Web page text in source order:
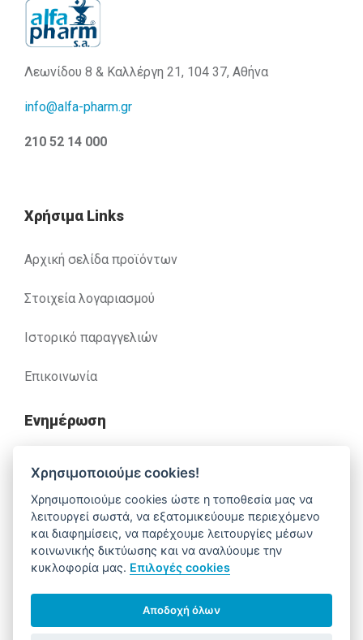
Λεωνίδου 8 & Καλλέργη 21, 104 37, Αθήνα
info@alfa-pharm.gr
210 52 14 000
Χρήσιμα Links
Αρχική σελίδα προϊόντων
Στοιχεία λογαριασμού
Ιστορικό παραγγελιών
Επικοινωνία
Ενημέρωση
Ανακλήσεις
Βοήθεια
Έχετε απορίες. Χρειάζεστε βοήθεια;
210 52 14 037 support@alfa-pharm.gr
Χρησιμοποιούμε cookies!
Χρησιμοποιούμε cookies ώστε η τοποθεσία μας να
λειτουργεί σωστά, να εξατομικεύουμε περιεχόμενο
και διαφημίσεις, να παρέχουμε λειτουργίες μέσων
κοινωνικής δικτύωσης και να αναλύουμε την
κυκλοφορία μας. Επιλογές cookies
Αποδοχή όλων